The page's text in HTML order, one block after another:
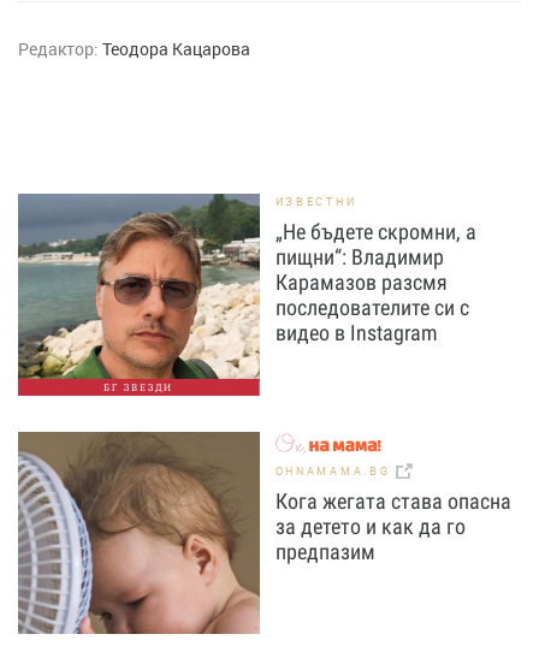
Редактор: Теодора Кацарова
БГ ЗВЕЗДИ
ИЗВЕСТНИ
„Не бъдете скромни, а
пищни“: Владимир
Карамазов разсмя
последователите си с
видео в Instagram
OHNAMAMA.BG
Кога жегата става опасна
за детето и как да го
предпазим